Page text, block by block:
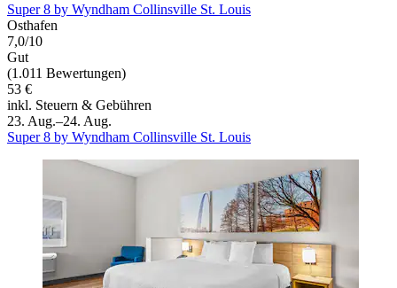
Super 8 by Wyndham Collinsville St. Louis
Osthafen
7,0/10
Gut
(1.011 Bewertungen)
53 €
inkl. Steuern & Gebühren
23. Aug.–24. Aug.
Super 8 by Wyndham Collinsville St. Louis